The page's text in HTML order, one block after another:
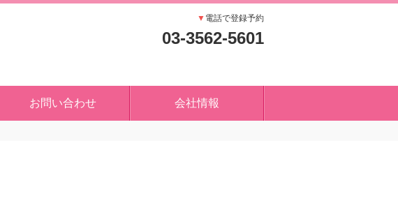
▼ 電話で登録予約
03-3562-5601
お問い合わせ 会社情報